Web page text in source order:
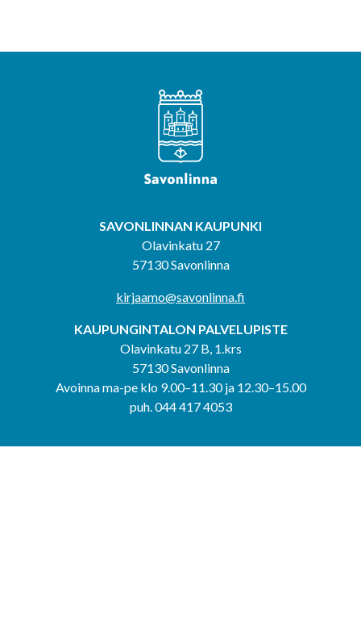
SAVONLINNAN KAUPUNKI
Olavinkatu 27
57130 Savonlinna
kirjaamo@savonlinna.fi
KAUPUNGINTALON PALVELUPISTE
Olavinkatu 27 B, 1.krs
57130 Savonlinna
Avoinna ma-pe klo 9.00–11.30 ja 12.30–15.00
puh. 044 417 4053